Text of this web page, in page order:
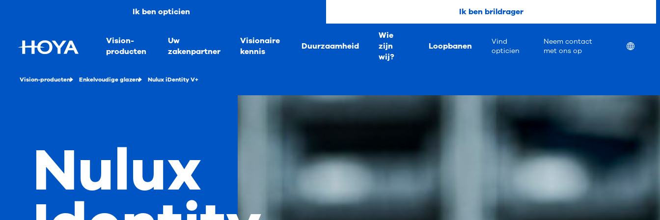
Ik ben opticien Ik ben brildrager
Vision-
producten
Uw
zakenpartner
Visionaire
kennis
Duurzaamheid
Wie
zijn
wij?
Loopbanen
Vind
opticien
Neem contact
met ons op
Location
Vision-producten Enkelvoudige glazen Nulux iDentity V+
Nulux